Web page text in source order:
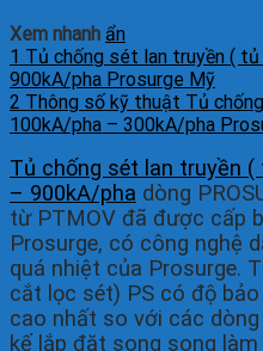
Xem nhanh ẩn
1 Tủ chống sét lan truyền (
900kA/pha Prosurge Mỹ
2 Thông số kỹ thuật Tủ
100kA/pha – 300kA/pha
Tủ chống sét lan truyền
– 900kA/pha dòng
từ PTMOV đã được cấp
Prosurge, có công nghệ
quá nhiệt của Prosurge.
cắt lọc sét) PS có độ
cao nhất so với các
kế lắp đặt song song